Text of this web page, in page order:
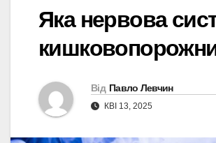
Яка нервова
Від Павло Левчин
КВІ 13, 2025